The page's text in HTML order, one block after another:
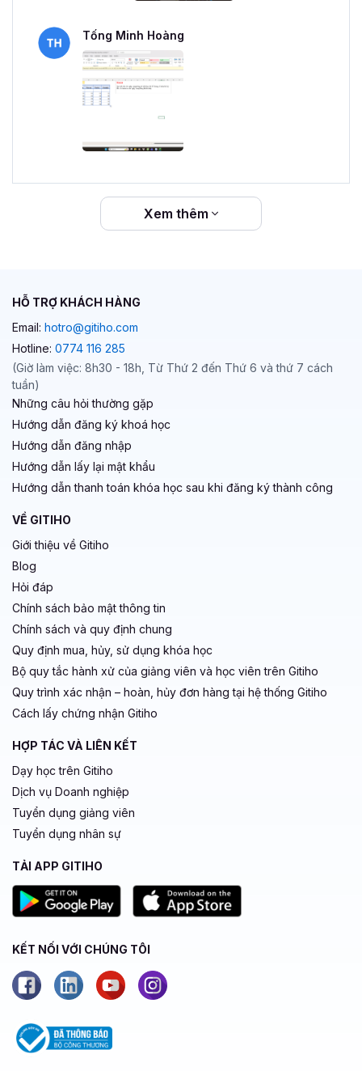
Tống Minh Hoàng
Xem thêm
HỖ TRỢ KHÁCH HÀNG
Email: hotro@gitiho.com
Hotline: 0774 116 285
(Giờ làm việc: 8h30 - 18h, Từ Thứ 2 đến Thứ 6 và thứ 7 cách
tuần)
Những câu hỏi thường gặp
Hướng dẫn đăng ký khoá học
Hướng dẫn đăng nhập
Hướng dẫn lấy lại mật khẩu
Hướng dẫn thanh toán khóa học sau khi đăng ký thành công
VỀ GITIHO
Giới thiệu về Gitiho
Blog
Hỏi đáp
Chính sách bảo mật thông tin
Chính sách và quy định chung
Quy định mua, hủy, sử dụng khóa học
Bộ quy tắc hành xử của giảng viên và học viên trên Gitiho
Quy trình xác nhận – hoàn, hủy đơn hàng tại hệ thống Gitiho
Cách lấy chứng nhận Gitiho
HỢP TÁC VÀ LIÊN KẾT
Dạy học trên Gitiho
Dịch vụ Doanh nghiệp
Tuyển dụng giảng viên
Tuyển dụng nhân sự
TẢI APP GITIHO
KẾT NỐI VỚI CHÚNG TÔI